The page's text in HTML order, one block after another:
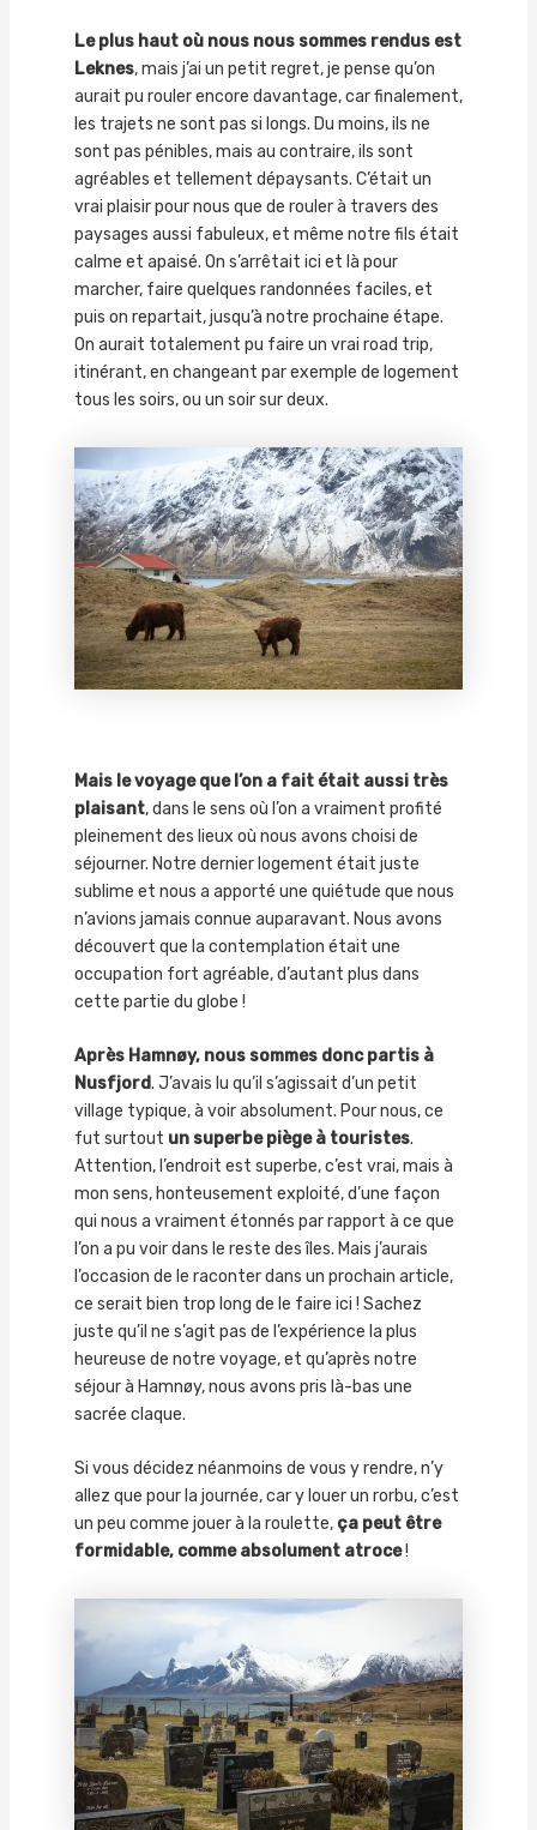
Le plus haut où nous nous sommes rendus est
Leknes, mais j’ai un petit regret, je pense qu’on
aurait pu rouler encore davantage, car finalement,
les trajets ne sont pas si longs. Du moins, ils ne
sont pas pénibles, mais au contraire, ils sont
agréables et tellement dépaysants. C’était un
vrai plaisir pour nous que de rouler à travers des
paysages aussi fabuleux, et même notre fils était
calme et apaisé. On s’arrêtait ici et là pour
marcher, faire quelques randonnées faciles, et
puis on repartait, jusqu’à notre prochaine étape.
On aurait totalement pu faire un vrai road trip,
itinérant, en changeant par exemple de logement
tous les soirs, ou un soir sur deux.
Mais le voyage que l’on a fait était aussi très
plaisant, dans le sens où l’on a vraiment profité
pleinement des lieux où nous avons choisi de
séjourner. Notre dernier logement était juste
sublime et nous a apporté une quiétude que nous
n’avions jamais connue auparavant. Nous avons
découvert que la contemplation était une
occupation fort agréable, d’autant plus dans
cette partie du globe !
Après Hamnøy, nous sommes donc partis à
Nusfjord. J’avais lu qu’il s’agissait d’un petit
village typique, à voir absolument. Pour nous, ce
fut surtout un superbe piège à touristes.
Attention, l’endroit est superbe, c’est vrai, mais à
mon sens, honteusement exploité, d’une façon
qui nous a vraiment étonnés par rapport à ce que
l’on a pu voir dans le reste des îles. Mais j’aurais
l’occasion de le raconter dans un prochain article,
ce serait bien trop long de le faire ici ! Sachez
juste qu’il ne s’agit pas de l’expérience la plus
heureuse de notre voyage, et qu’après notre
séjour à Hamnøy, nous avons pris là-bas une
sacrée claque.
Si vous décidez néanmoins de vous y rendre, n’y
allez que pour la journée, car y louer un rorbu, c’est
un peu comme jouer à la roulette, ça peut être
formidable, comme absolument atroce!